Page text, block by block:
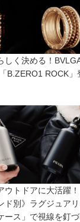
しく決める！
B.ZERO1 ROCK」
ウトドアに大活躍！
ド別》ラグジュア
ース」で視線を釘